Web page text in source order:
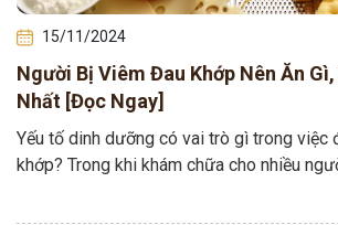
15/11/2024
Người Bị Viêm Đau Khớp Nên Ăn
Nhất [Đọc Ngay]
Yếu tố dinh dưỡng có vai trò gì trong việc
khớp? Trong khi khám chữa cho nhiều